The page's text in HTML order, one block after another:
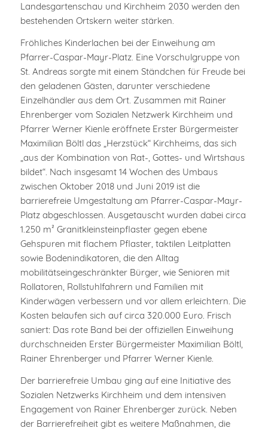
Landesgartenschau und Kirchheim 2030 werden den
bestehenden Ortskern weiter stärken.
Fröhliches Kinderlachen bei der Einweihung am
Pfarrer-Caspar-Mayr-Platz. Eine Vorschulgruppe von
St. Andreas sorgte mit einem Ständchen für Freude bei
den geladenen Gästen, darunter verschiedene
Einzelhändler aus dem Ort. Zusammen mit Rainer
Ehrenberger vom Sozialen Netzwerk Kirchheim und
Pfarrer Werner Kienle eröffnete Erster Bürgermeister
Maximilian Böltl das „Herzstück“ Kirchheims, das sich
„aus der Kombination von Rat-, Gottes- und Wirtshaus
bildet“. Nach insgesamt 14 Wochen des Umbaus
zwischen Oktober 2018 und Juni 2019 ist die
barrierefreie Umgestaltung am Pfarrer-Caspar-Mayr-
Platz abgeschlossen. Ausgetauscht wurden dabei circa
1.250 m² Granitkleinsteinpflaster gegen ebene
Gehspuren mit flachem Pflaster, taktilen Leitplatten
sowie Bodenindikatoren, die den Alltag
mobilitätseingeschränkter Bürger, wie Senioren mit
Rollatoren, Rollstuhlfahrern und Familien mit
Kinderwägen verbessern und vor allem erleichtern. Die
Kosten belaufen sich auf circa 320.000 Euro. Frisch
saniert: Das rote Band bei der offiziellen Einweihung
durchschneiden Erster Bürgermeister Maximilian Böltl,
Rainer Ehrenberger und Pfarrer Werner Kienle.
Der barrierefreie Umbau ging auf eine Initiative des
Sozialen Netzwerks Kirchheim und dem intensiven
Engagement von Rainer Ehrenberger zurück. Neben
der Barrierefreiheit gibt es weitere Maßnahmen, die